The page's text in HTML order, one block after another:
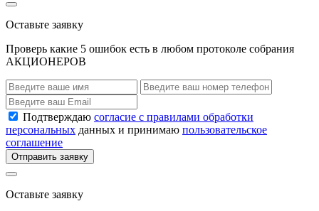
Оставьте заявку
Проверь какие 5 ошибок есть в любом протоколе собрания
АКЦИОНЕРОВ
Подтверждаю согласие с правилами обработки
персональных данных и принимаю пользовательское
соглашение
Отправить заявку
Оставьте заявку